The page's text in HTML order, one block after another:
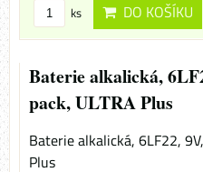
ks DO KOŠÍKU
Baterie alkalická,
pack, ULTRA Plus
Baterie alkalická, 6LF22,
Plus